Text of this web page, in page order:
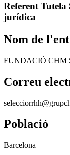
Referent Tutela
jurídica
Nom de
FUNDACIÓ CHM
Correu
Població
Barcelona